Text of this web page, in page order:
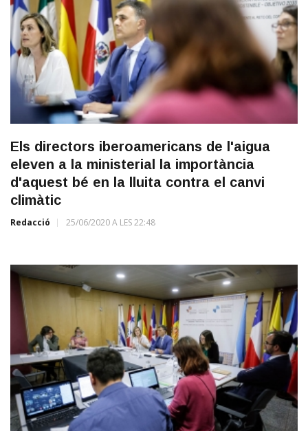
Els directors iberoamericans de l'aigua
eleven a la ministerial la importància
d'aquest bé en la lluita contra el canvi
climàtic
Redacció 25/06/2020 A LES 22:48